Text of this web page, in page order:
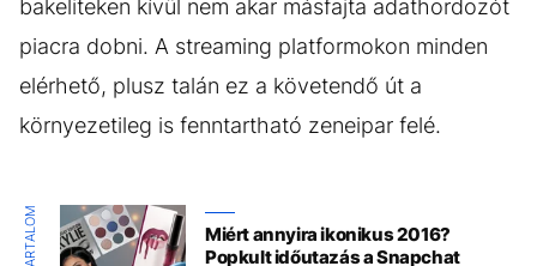
bakeliteken kívül nem akar másfajta adathordozót
piacra dobni. A streaming platformokon minden
elérhető, plusz talán ez a követendő út a
környezetileg is fenntartható zeneipar felé.
Miért annyira ikonikus 2016?
Popkult időutazás a Snapchat